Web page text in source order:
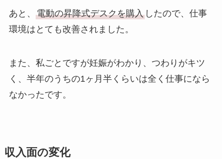
あと、 電動の昇降式デスクを購入したので、仕事
環境はとても改善されました。
また、私ごとですが妊娠がわかり、つわりがキツ
く、半年のうちの1ヶ月半くらいは全く仕事になら
なかったです。
収入面の変化